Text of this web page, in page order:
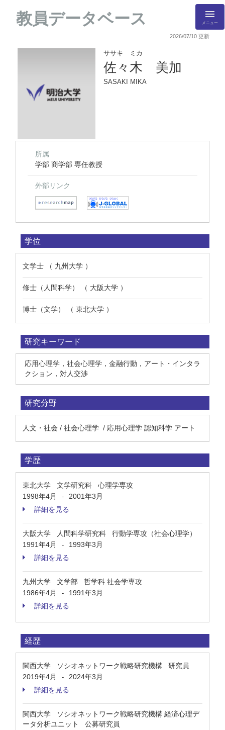
教員データベース メニュー
2026/07/10 更新
ササキ ミカ
佐々木 美加
SASAKI MIKA
所属
学部 商学部 専任教授
外部リンク
学位
文学士 （ 九州大学 ）
修士（人間科学） （ 大阪大学 ）
博士（文学） （ 東北大学 ）
研究キーワード
応用心理学，社会心理学，金融行動，アート・インタラ
クション，対人交渉
研究分野
人文・社会 / 社会心理学 / 応用心理学 認知科学 アート
学歴
東北大学 文学研究科 心理学専攻
1998年4月
-
2001年3月
詳細を見る
大阪大学 人間科学研究科 行動学専攻（社会心理学）
1991年4月
-
1993年3月
詳細を見る
九州大学 文学部 哲学科 社会学専攻
1986年4月
-
1991年3月
詳細を見る
経歴
関西大学 ソシオネットワーク戦略研究機構 研究員
2019年4月
-
2024年3月
詳細を見る
関西大学 ソシオネットワーク戦略研究機構 経済心理デ
ータ分析ユニット 公募研究員